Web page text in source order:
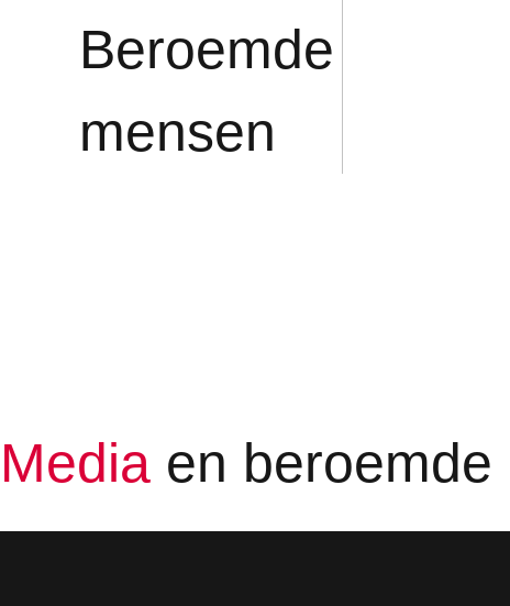
Beroemde
mensen
Media en beroemde